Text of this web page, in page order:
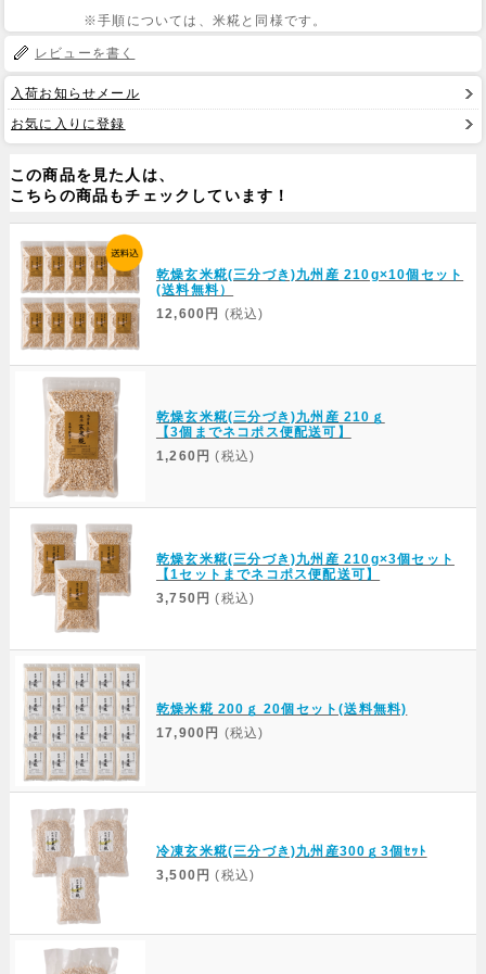
※手順については、米糀と同様です。
レビューを書く
入荷お知らせメール
お気に入りに登録
この商品を見た人は、
こちらの商品もチェックしています！
乾燥玄米糀(三分づき)九州産 210g×10個セット
(送料無料）
12,600円 (税込)
乾燥玄米糀(三分づき)九州産 210ｇ
【3個までネコポス便配送可】
1,260円 (税込)
乾燥玄米糀(三分づき)九州産 210g×3個セット
【1セットまでネコポス便配送可】
3,750円 (税込)
乾燥米糀 200ｇ 20個セット(送料無料)
17,900円 (税込)
冷凍玄米糀(三分づき)九州産300ｇ3個ｾｯﾄ
3,500円 (税込)